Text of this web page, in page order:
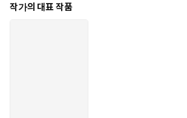
린 나이에 동생의 손을 잡고 전쟁터를 가로
작가의 대표 작품